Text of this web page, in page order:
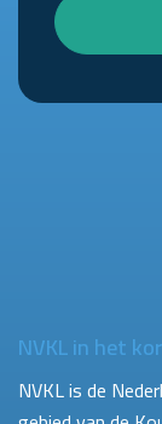
NVKL in het
NVKL is de